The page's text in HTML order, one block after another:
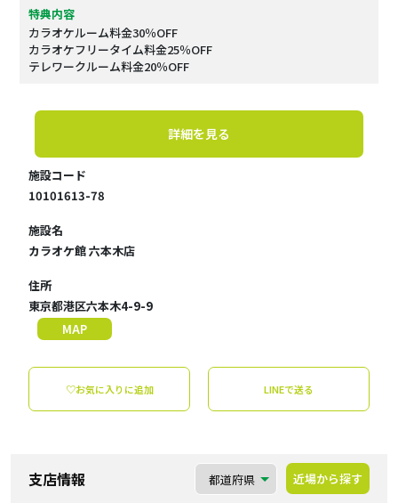
特典内容
カラオケルーム料金30％OFF
カラオケフリータイム料金25％OFF
テレワークルーム料金20％OFF
詳細を見る
施設コード
10101613-78
施設名
カラオケ館 六本木店
住所
東京都港区六本木4-9-9
MAP
♡お気に入りに追加 LINEで送る
支店情報 近場から探す